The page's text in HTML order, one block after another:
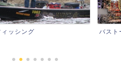
バストーナメント